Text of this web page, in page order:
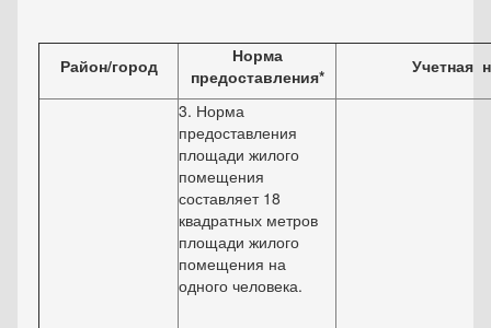
Район/город
Норма
предоставления*
Учетная
3. Норма
предоставления
площади жилого
помещения
составляет 18
квадратных метров
площади жилого
помещения на
одного человека.